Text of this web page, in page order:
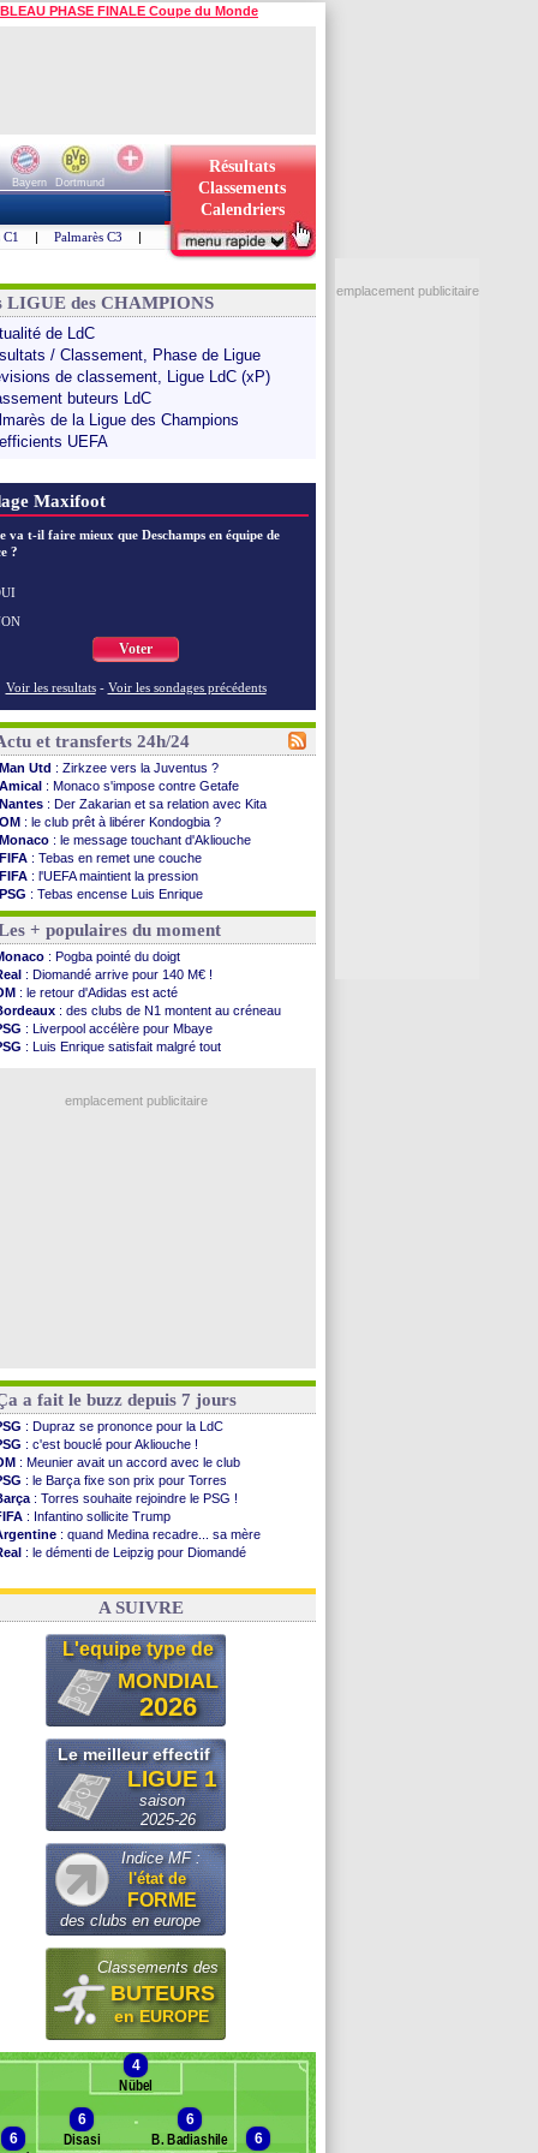
PHASE FINALE Coupe du Monde
Bayern
Dortmund
Résultats
Classements
Calendriers
C1 | Palmarès C3 |
LIGUE des CHAMPIONS
de LdC
/ Classement, Phase de Ligue
de classement, Ligue LdC (xP)
buteurs LdC
de la Ligue des Champions
UEFA
Maxifoot
va t-il faire mieux que Deschamps en équipe de
?
Voter
Voir les resultats - Voir les sondages précédents
et transferts 24h/24
Man Utd : Zirkzee vers la Juventus ?
Amical : Monaco s'impose contre Getafe
Nantes : Der Zakarian et sa relation avec Kita
OM : le club prêt à libérer Kondogbia ?
Monaco : le message touchant d'Akliouche
FIFA : Tebas en remet une couche
FIFA : l'UEFA maintient la pression
PSG : Tebas encense Luis Enrique
Real: Vinicius jusqu'en 2032 (officiel)
Lyon: Mangala va rejoindre Getafe
OM: une offre refusée pour Aguerd
Real: c'est confirmé pour Vinicius
Troyes: Junior Diaz jusqu'en 2030 (officiel)
PSG: Akliouche a signé (officiel)
OM: une offre pour Bulka
PSG : contrat signé pour Akliouche
Ouganda: Owori battu à mort à Kampala
: le gouvernement espagnol s'en mêle
+ populaires du moment
: Pogba pointé du doigt
: Diomandé arrive pour 140 M€ !
: le retour d'Adidas est acté
: des clubs de N1 montent au créneau
: Liverpool accélère pour Mbaye
: Luis Enrique satisfait malgré tout
emplacement publicitaire
a fait le buzz depuis 7 jours
: Dupraz se prononce pour la LdC
: c'est bouclé pour Akliouche !
: Meunier avait un accord avec le club
: le Barça fixe son prix pour Torres
: Torres souhaite rejoindre le PSG !
: Infantino sollicite Trump
: quand Medina recadre... sa mère
: le démenti de Leipzig pour Diomandé
: le conseiller d'Infantino démissionne !
A SUIVRE
L'equipe type de
MONDIAL
2026
Le meilleur effectif
LIGUE 1
saison
2025-26
Indice MF :
l'état de
FORME
des clubs en europe
Classements des
BUTEURS
en EUROPE
4
Nübel
6
Disasi
6
B. Badiashile
6
6
emplacement publicitaire